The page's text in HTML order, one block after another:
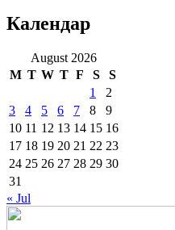
Календар
August 2026
M T W T F S
S
1
2
3
4 5 6 7 8
9
10 11 12 13 14 15 16
17 18 19 20 21 22 23
24 25 26 27 28 29 30
31
« Jul